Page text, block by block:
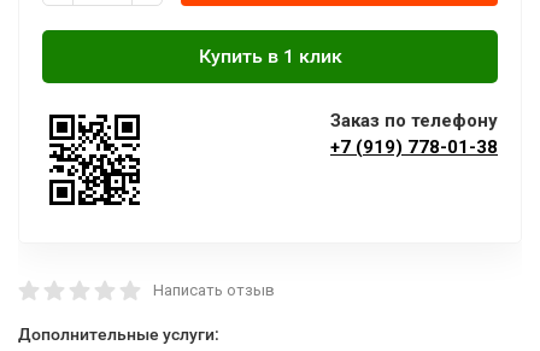
Заказ по телефону
+7 (919) 778-01-38
Написать отзыв
Дополнительные услуги: